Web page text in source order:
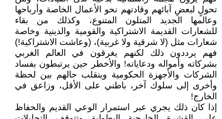
تحولٍ لبعضِ آبائهم وقادتهم نحو الأعمال الخاصة وأرباحها
وعالمها الجديد المتلون المتنوع، وكذلك من بقاء
للشعارات القديمة الاشتراكية والقومية والدينية وخاصة
شعارات مثل (لا شرقية ولا غربية)، (وعاشت الاشتراكية!)
فهم يرددون ذلك لكنهم يغرقون في العالم الغربي
بشركاته وأمواله ودعاياته! والأخطر حين يرتبطون بفساد
الشركات والأجهزة الحكومية وينقلب حالهم بين لحظة
وأخرى إلى سلوك آخر، باطني على الأقل، وزاعق في
الخارج!
إذا كان ذلك يجري عبر استمرار الوعي القديم والحفاظ